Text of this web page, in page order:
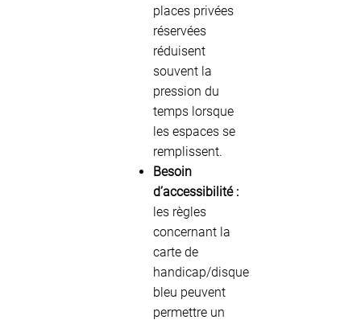
places privées
réservées
réduisent
souvent la
pression du
temps lorsque
les espaces se
remplissent.
Besoin
d’accessibilité :
les règles
concernant la
carte de
handicap/disque
bleu peuvent
permettre un